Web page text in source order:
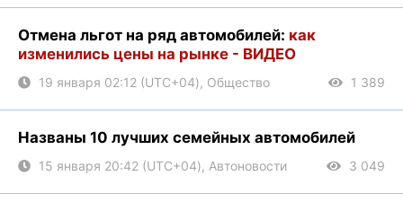
Отмена льгот на ряд автомобилей: как
изменились цены на рынке - ВИДЕО
19 января 02:12 (UTC+04), Общество 1 389
Названы 10 лучших семейных автомобилей
15 января 20:42 (UTC+04), Автоновости 3 049